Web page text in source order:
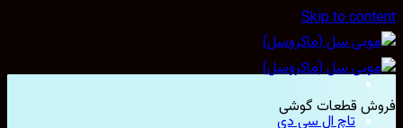
Skip to
قطعات گوشی
تاچ ال سی دی